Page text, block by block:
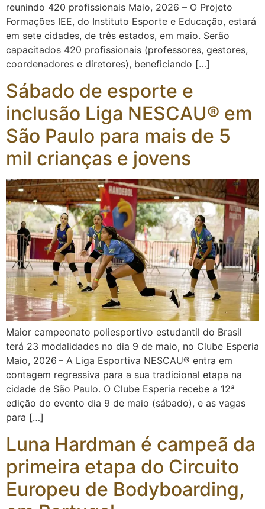
reunindo 420 profissionais Maio, 2026 – O Projeto
Formações IEE, do Instituto Esporte e Educação, estará
em sete cidades, de três estados, em maio. Serão
capacitados 420 profissionais (professores, gestores,
coordenadores e diretores), beneficiando […]
Sábado de esporte e
inclusão Liga NESCAU® em
São Paulo para mais de 5
mil crianças e jovens
Maior campeonato poliesportivo estudantil do Brasil
terá 23 modalidades no dia 9 de maio, no Clube Esperia
Maio, 2026 – A Liga Esportiva NESCAU® entra em
contagem regressiva para a sua tradicional etapa na
cidade de São Paulo. O Clube Esperia recebe a 12ª
edição do evento dia 9 de maio (sábado), e as vagas
para […]
Luna Hardman é campeã da
primeira etapa do Circuito
Europeu de Bodyboarding,